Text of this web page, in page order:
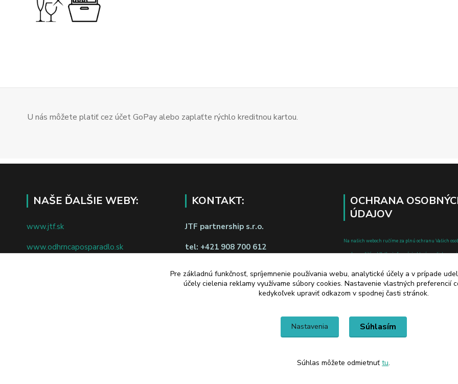
U nás môžete platiť cez účet GoPay alebo zaplaťte rýchlo kreditnou kartou.
NAŠE ĎALŠIE WEBY:
www.jtf.sk
www.odhrncaposparadlo.sk
KONTAKT:
JTF partnership s.r.o.
tel: +421 908 700 612
napíšte nám
Odstúpiť od zmluvy tu
OCHRANA
ÚDAJOV
Na našich weboch ručíme za plnú ochranu Vašich
pred zneužitím. Všetky informácie, ktoré uvediete o
a o zmene a doplnení niektorých zákonov.
Pre základnú funkčnosť, spríjemnenie používania webu, analytické účely a v prípade
účely cielenia reklamy využívame súbory cookies. Nastavenie vlastných preferencií
kedykoľvek upraviť odkazom v spodnej časti stránok.
Nastavenia Súhlasím
Súhlas môžete odmietnuť tu.